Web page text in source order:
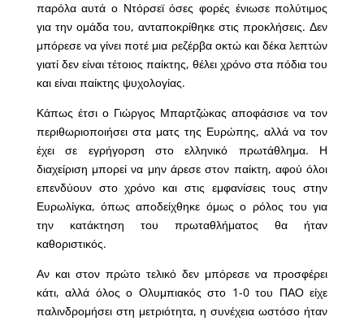
παρόλα αυτά ο Ντόρσεϊ όσες φορές ένιωσε πολύτιμος
για την ομάδα του, ανταποκρίθηκε στις προκλήσεις. Δεν
μπόρεσε να γίνει ποτέ μια ρεζέρβα οκτώ και δέκα λεπτών
γιατί δεν είναι τέτοιος παίκτης, θέλει χρόνο στα πόδια του
και είναι παίκτης ψυχολογίας.
Κάπως έτσι ο Γιώργος Μπαρτζώκας αποφάσισε να τον
περιθωριοποιήσει στα ματς της Ευρώπης, αλλά να τον
έχει σε εγρήγορση στο ελληνικό πρωτάθλημα. Η
διαχείριση μπορεί να μην άρεσε στον παίκτη, αφού όλοι
επενδύουν στο χρόνο και στις εμφανίσεις τους στην
Ευρωλίγκα, όπως αποδείχθηκε όμως ο ρόλος του για
την κατάκτηση του πρωταθλήματος θα ήταν
καθοριστικός.
Αν και στον πρώτο τελικό δεν μπόρεσε να προσφέρει
κάτι, αλλά όλος ο Ολυμπιακός στο 1-0 του ΠΑΟ είχε
παλινδρομήσει στη μετριότητα, η συνέχεια ωστόσο ήταν